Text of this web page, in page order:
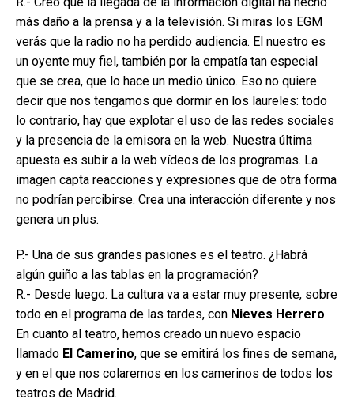
más daño a la prensa y a la televisión. Si miras los EGM
verás que la radio no ha perdido audiencia. El nuestro es
un oyente muy fiel, también por la empatía tan especial
que se crea, que lo hace un medio único. Eso no quiere
decir que nos tengamos que dormir en los laureles: todo
lo contrario, hay que explotar el uso de las redes sociales
y la presencia de la emisora en la web. Nuestra última
apuesta es subir a la web vídeos de los programas. La
imagen capta reacciones y expresiones que de otra forma
no podrían percibirse. Crea una interacción diferente y nos
genera un plus.
P.- Una de sus grandes pasiones es el teatro. ¿Habrá
algún guiño a las tablas en la programación?
R.- Desde luego. La cultura va a estar muy presente, sobre
todo en el programa de las tardes, con Nieves Herrero.
En cuanto al teatro, hemos creado un nuevo espacio
llamado El Camerino, que se emitirá los fines de semana,
y en el que nos colaremos en los camerinos de todos los
teatros de Madrid.